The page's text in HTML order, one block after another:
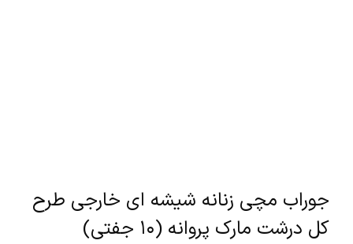
جوراب مچی زنانه شیشه ای خارجی طرح
کل درشت مارک پروانه (۱۰ جفتی)